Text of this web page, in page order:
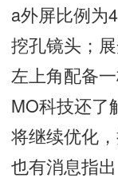
a外屏比例为
挖孔镜头；
左上角配备
MO科技还了
将继续优化
也有消息指